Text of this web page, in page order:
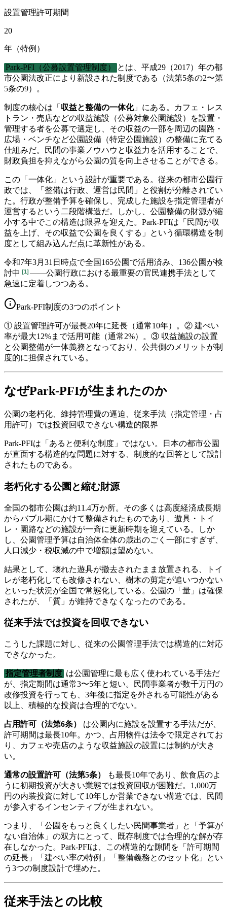
設置管理許可期間
20
年（特例）
Park-PFI（公募設置管理制度）
とは、平成29（2017）年の都
市公園法改正により新設された制度である（法第5条の2〜第
5条の9）。
制度の核心は「 収益と整備の一体化」にある。カフェ・レス
トラン・売店などの収益施設（公募対象公園施設）を設置・
管理する者を公募で選定し、その収益の一部を周辺の園路・
広場・ベンチなど公園設備（特定公園施設）の整備に充てる
仕組みだ。民間の事業ノウハウと収益力を活用することで、
財政負担を抑えながら公園の質を向上させることができる。
この「一体化」という設計が重要である。従来の都市公園行
政では、「整備は行政、運営は民間」と役割が分離されてい
た。行政が整備予算を確保し、完成した施設を指定管理者が
運営するという二段階構造だ。しかし、公園整備の財源が縮
小する中でこの構造は限界を迎えた。Park-PFIは「民間が収
益を上げ、その収益で公園を良くする」という循環構造を制
度として組み込んだ点に革新性がある。
令和7年3月31日時点で全国165公園で活用済み、136公園が検
討中 [1] ——公園行政における最重要の官民連携手法として
急速に定着しつつある。
Park-PFI制度の3つのポイント
① 設置管理許可が最長20年に延長（通常10年）。② 建ぺい
率が最大12%まで活用可能（通常2%）。③ 収益施設の設置
と公園整備が一体義務となっており、公共側のメリットが制
度的に担保されている。
なぜPark-PFIが生まれたのか
公園の老朽化、維持管理費の逼迫、従来手法（指定管理・占
用許可）では投資回収できない構造的限界
Park-PFIは「あると便利な制度」ではない。日本の都市公園
が直面する構造的な問題に対する、制度的な回答として設計
されたものである。
老朽化する公園と縮む財源
全国の都市公園は約11.4万か所。その多くは高度経済成長期
からバブル期にかけて整備されたものであり、遊具・トイ
レ・園路などの施設が一斉に更新時期を迎えている。しか
し、公園管理予算は自治体全体の歳出のごく一部にすぎず、
人口減少・税収減の中で増額は望めない。
結果として、壊れた遊具が撤去されたまま放置される、トイ
レが老朽化しても改修されない、樹木の剪定が追いつかない
といった状況が全国で常態化している。公園の「量」は確保
されたが、「質」が維持できなくなったのである。
従来手法では投資を回収できない
こうした課題に対し、従来の公園管理手法では構造的に対応
できなかった。
指定管理者制度 は公園管理に最も広く使われている手法だ
が、指定期間は通常3〜5年と短い。民間事業者が数千万円の
改修投資を行っても、3年後に指定を外される可能性がある
以上、積極的な投資は合理的でない。
占用許可（法第6条）
は公園内に施設を設置する手法だが、
許可期間は最長10年。かつ、占用物件は法令で限定されてお
り、カフェや売店のような収益施設の設置には制約が大き
い。
通常の設置許可（法第5条）
も最長10年であり、飲食店のよ
うに初期投資が大きい業態では投資回収が困難だ。1,000万
円の内装投資に対して10年しか営業できない構造では、民間
が参入するインセンティブが生まれない。
つまり、「公園をもっと良くしたい民間事業者」と「予算が
ない自治体」の双方にとって、既存制度では合理的な解が存
在しなかった。Park-PFIは、この構造的な隙間を「許可期間
の延長」「建ぺい率の特例」「整備義務とのセット化」とい
う3つの制度設計で埋めた。
従来手法との比較